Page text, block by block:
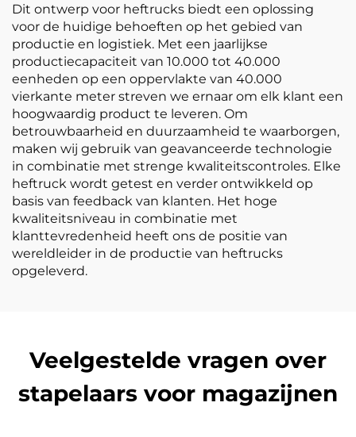
Dit ontwerp voor heftrucks biedt een oplossing
voor de huidige behoeften op het gebied van
productie en logistiek. Met een jaarlijkse
productiecapaciteit van 10.000 tot 40.000
eenheden op een oppervlakte van 40.000
vierkante meter streven we ernaar om elk klant een
hoogwaardig product te leveren. Om
betrouwbaarheid en duurzaamheid te waarborgen,
maken wij gebruik van geavanceerde technologie
in combinatie met strenge kwaliteitscontroles. Elke
heftruck wordt getest en verder ontwikkeld op
basis van feedback van klanten. Het hoge
kwaliteitsniveau in combinatie met
klanttevredenheid heeft ons de positie van
wereldleider in de productie van heftrucks
opgeleverd.
Veelgestelde vragen over
stapelaars voor magazijnen